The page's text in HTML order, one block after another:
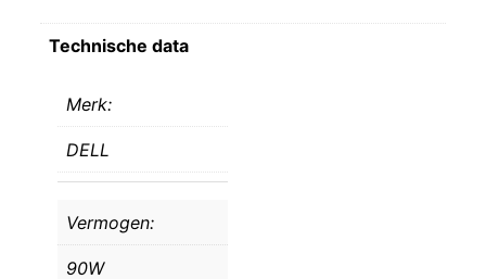
Technische data
Merk:
DELL
Vermogen:
90W